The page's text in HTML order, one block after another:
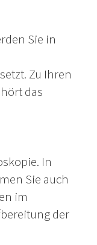
Sie in
Zu Ihren
das
In
Sie auch
im
der